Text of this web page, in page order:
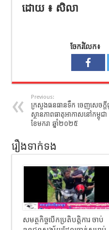
ដោយ ៖ សិលា
ចែករំលែក៖
Previous:
ក្រសួងធនធានទឹក​ ចេញសេចក្
ស្ថានភាពធាតុអាកាសនៅកម្ពុជ
ខែមករា ឆ្នាំ២០២៥
រឿងទាក់ទង
សមត្ថកិច្ចបើកប្រតិបត្តិការ ចាប់